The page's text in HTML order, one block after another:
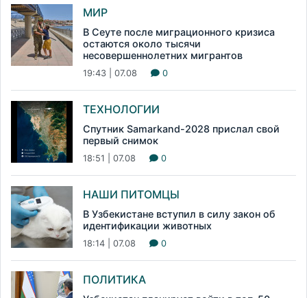
МИР
В Сеуте после миграционного кризиса
остаются около тысячи
несовершеннолетних мигрантов
19:43 | 07.08 0
ТЕХНОЛОГИИ
Спутник Samarkand-2028 прислал свой
первый снимок
18:51 | 07.08 0
НАШИ ПИТОМЦЫ
В Узбекистане вступил в силу закон об
идентификации животных
18:14 | 07.08 0
ПОЛИТИКА